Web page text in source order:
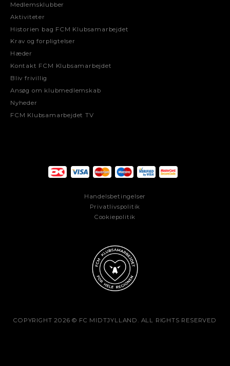
Medlemsklubber
Aktiviteter
Historien bag FCM Klubsamarbejdet
Krav og forpligtelser
Hæder
Kontakt FCM Klubsamarbejdet
Bliv frivillig
Ansøg om klubmedlemskab
Nyheder
FCM Klubsamarbejdet TV
Handelsbetingelser
Privatlivspolitik
Cookiepolitik
COPYRIGHT 2026 © FC MIDTJYLLAND. ALL RIGHTS RESERVED